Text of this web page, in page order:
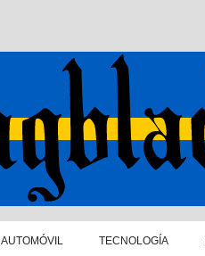
AUTOMÓVIL TECNOLOGÍA